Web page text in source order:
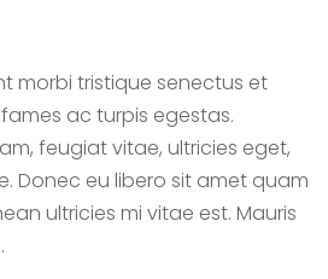
morbi tristique senectus et
ac turpis egestas.
feugiat vitae, ultricies eget,
Donec eu libero sit amet quam
ultricies mi vitae est. Mauris